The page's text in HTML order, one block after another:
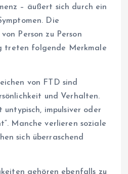
– äußert sich durch ein
Die
Person zu Person
treten folgende Merkmale
von FTD sind
und Verhalten.
impulsiver oder
Manche verlieren soziale
sich überraschend
gehören ebenfalls zu